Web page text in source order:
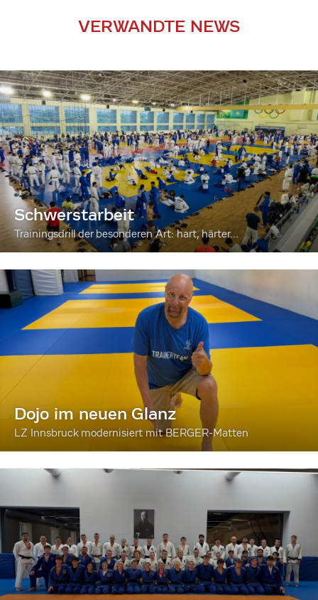
VERWANDTE NEWS
Schwerstarbeit
Trainingsdrill der besonderen Art: hart, härter...
Dojo im neuen Glanz
LZ Innsbruck modernisiert mit BERGER-Matten